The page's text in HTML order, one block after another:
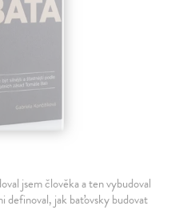
jsem člověka a ten vybudoval
definoval, jak baťovsky budovat